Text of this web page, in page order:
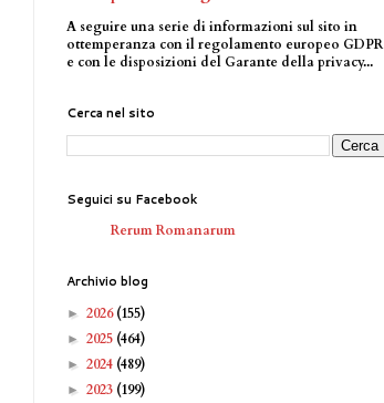
A seguire una serie di informazioni sul sito in
ottemperanza con il regolamento europeo GDPR
e con le disposizioni del Garante della privacy...
Cerca nel sito
Seguici su Facebook
Rerum Romanarum
Archivio blog
► 2026(155)
► 2025 (464)
► 2024 (489)
► 2023 (199)